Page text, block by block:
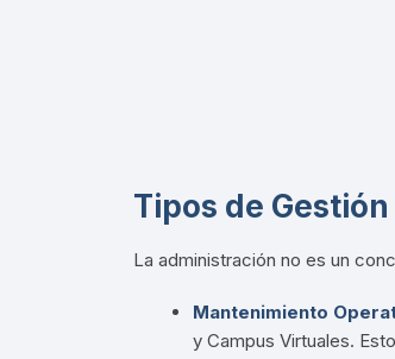
Tipos de
La administración no es un
Mantenimiento
y Campus Virtuales.